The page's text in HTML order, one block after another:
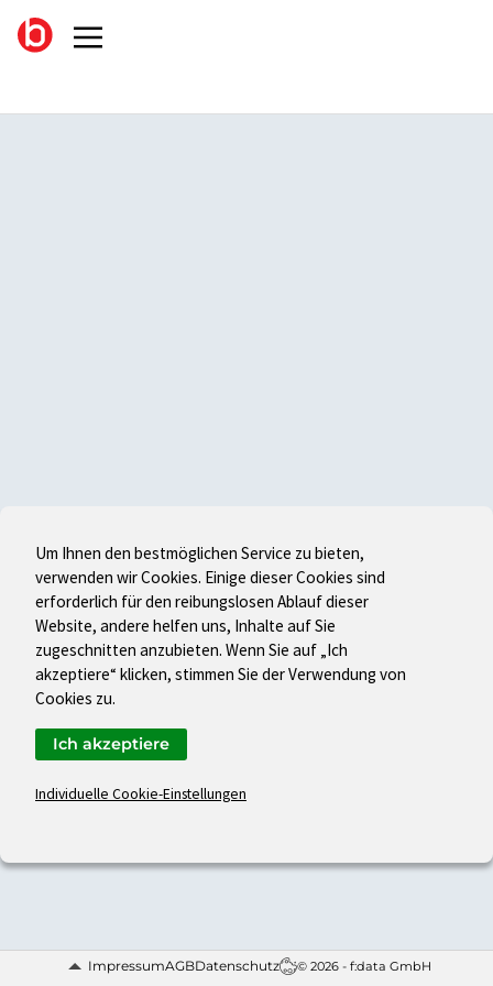
ImpressumAGBDatenschutz © 2026 - f:data GmbH
Um Ihnen den bestmöglichen Service zu bieten,
verwenden wir Cookies. Einige dieser Cookies sind
erforderlich für den reibungslosen Ablauf dieser
Website, andere helfen uns, Inhalte auf Sie
zugeschnitten anzubieten. Wenn Sie auf „Ich
akzeptiere“ klicken, stimmen Sie der Verwendung von
Cookies zu.
Individuelle Cookie-Einstellungen
Ich akzeptiere